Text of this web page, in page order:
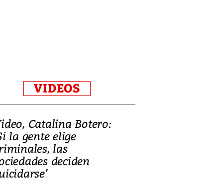
VIDEOS
Catalina Botero:
la gente elige
las
deciden